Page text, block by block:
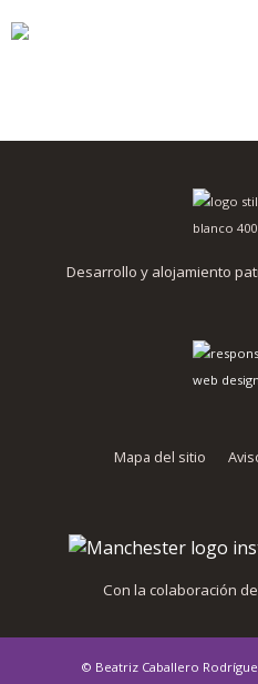
Desarrollo y alojamiento
Mapa del sitio
Con la colaboración
© Beatriz Caballero